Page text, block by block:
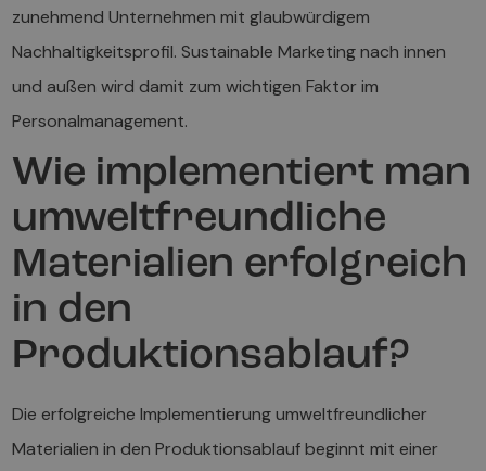
zunehmend Unternehmen mit glaubwürdigem
Nachhaltigkeitsprofil. Sustainable Marketing nach innen
und außen wird damit zum wichtigen Faktor im
Personalmanagement.
Wie implementiert man
umweltfreundliche
Materialien erfolgreich
in den
Produktionsablauf?
Die erfolgreiche Implementierung umweltfreundlicher
Materialien in den Produktionsablauf beginnt mit einer